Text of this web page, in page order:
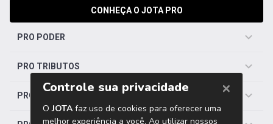
CONHEÇA O JOTA PRO
PRO PODER
PRO TRIBUTOS
PRO TRABALHISTA